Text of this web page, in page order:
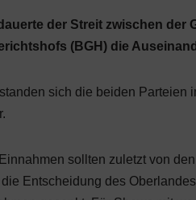
der Streit zwischen der
(BGH) die
sich die beiden Parteien
sollten zuletzt von
Entscheidung des